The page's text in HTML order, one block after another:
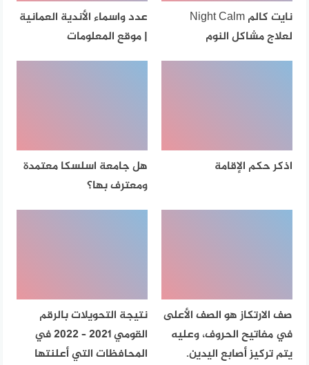
نايت كالم Night Calm
لعلاج مشاكل النوم
عدد واسماء الأندية العمانية
| موقع المعلومات
اذكر حكم الإقامة
هل جامعة اسلسكا معتمدة
ومعترف بها؟
صف الارتكاز هو الصف الأعلى
في مفاتيح الحروف، وعليه
يتم تركيز أصابع اليدين.
نتيجة التحويلات بالرقم
القومي 2021 – 2022 في
المحافظات التي أعلنتها